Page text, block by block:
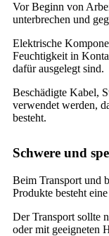
Vor Beginn von
unterbrechen und
Elektrische
Feuchtigkeit in
dafür ausgelegt sind.
Beschädigte Kabel,
verwendet werden,
besteht.
Schwere und
Beim Transport und
Produkte besteht
Der Transport sollte
oder mit geeigneten